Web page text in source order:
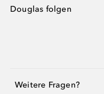
Douglas folgen
Weitere Fragen?